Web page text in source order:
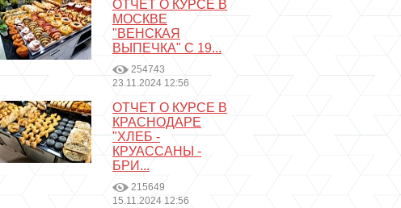
ОТЧЕТ О КУРСЕ В
МОСКВЕ
"ВЕНСКАЯ
ВЫПЕЧКА" С 19...
254743
23.11.2024 12:56
ОТЧЕТ О КУРСЕ В
КРАСНОДАРЕ
"ХЛЕБ -
КРУАССАНЫ -
БРИ...
215649
15.11.2024 12:56